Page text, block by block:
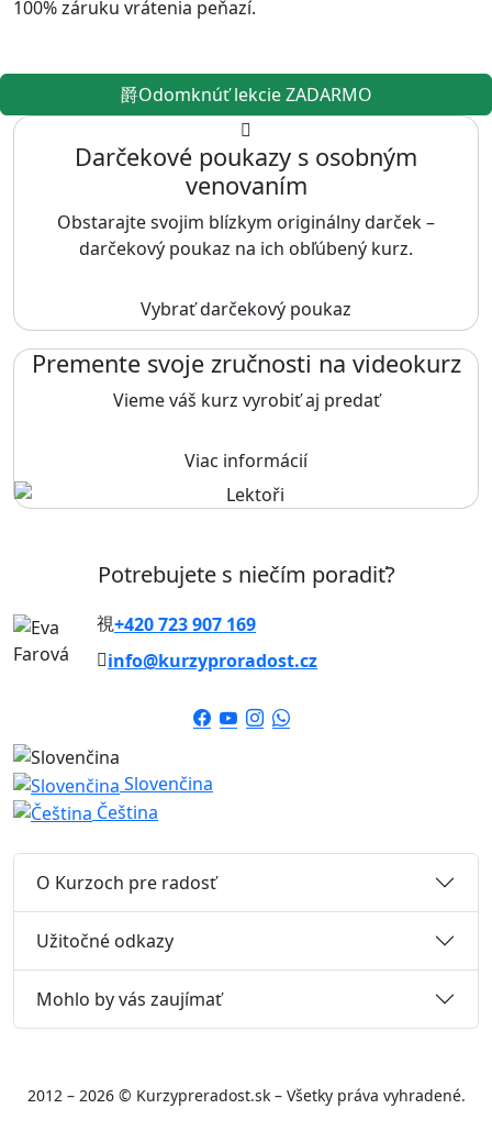
100% záruku vrátenia peňazí.
Odomknúť lekcie ZADARMO
Darčekové poukazy s osobným
venovaním
Obstarajte svojim blízkym originálny darček –
darčekový poukaz na ich obľúbený kurz.
Vybrať darčekový poukaz
Premente svoje zručnosti na videokurz
Vieme váš kurz vyrobiť aj predať
Viac informácií
Potrebujete s niečím poradiť?
+420 723 907 169
info@kurzyproradost.cz
Slovenčina
Čeština
O Kurzoch pre radosť
Užitočné odkazy
Mohlo by vás zaujímať
2012 – 2026 © Kurzypreradost.sk – Všetky práva vyhradené.